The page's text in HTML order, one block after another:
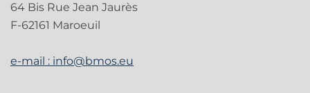
64 Bis Rue Jean Jaurès
F-62161 Maroeuil
e-mail : info@bmos.eu